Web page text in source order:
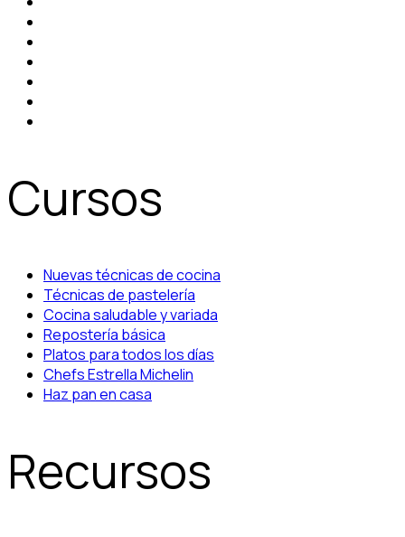
Cursos
Nuevas técnicas de cocina
Técnicas de pastelería
Cocina saludable y variada
Repostería básica
Platos para todos los días
Chefs Estrella Michelin
Haz pan en casa
Recursos